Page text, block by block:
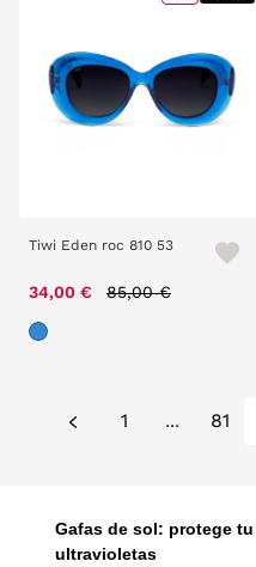
Tiwi Eden roc 810 53
34,00 € Price reduced
85,00 €
1 ... 81
Gafas de sol: protege
ultravioletas